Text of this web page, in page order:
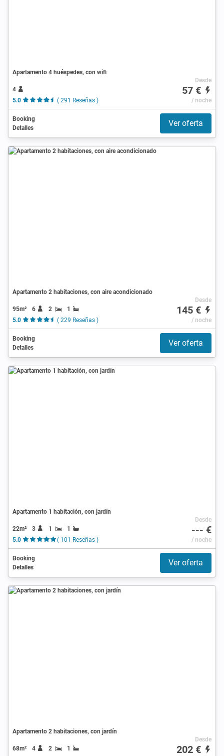
Apartamento 4 huéspedes, con wifi
4
5.0
( 291 Reseñas )
Desde
57 €
/ noche
Booking
Detalles
Ver oferta
Apartamento 2 habitaciones, con aire acondicionado
95m² 6 2
1
5.0
( 229 Reseñas )
Desde
145 €
/ noche
Booking
Detalles
Ver oferta
Apartamento 1 habitación, con jardín
22m² 3 1
1
5.0
( 101 Reseñas )
Desde
--- €
/ noche
Booking
Detalles
Ver oferta
Apartamento 2 habitaciones, con jardín
68m² 4 2
1
Desde
202 €